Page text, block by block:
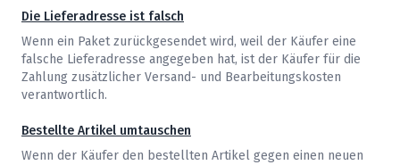
Die Lieferadresse ist falsch
Wenn ein Paket zurückgesendet wird, weil der Käufer eine
falsche Lieferadresse angegeben hat, ist der Käufer für die
Zahlung zusätzlicher Versand- und Bearbeitungskosten
verantwortlich.
Bestellte Artikel umtauschen
Wenn der Käufer den bestellten Artikel gegen einen neuen